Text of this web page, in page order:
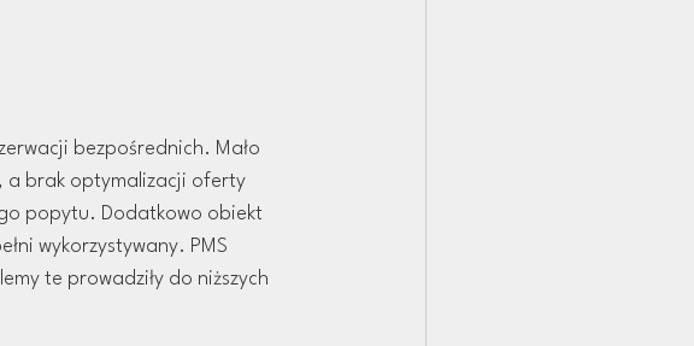
bezpośrednich. Mało
a brak optymalizacji oferty
popytu. Dodatkowo obiekt
wykorzystywany. PMS
te prowadziły do niższych